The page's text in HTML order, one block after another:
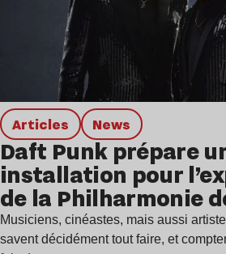
Articles news
Daft Punk prépare
installation pour
de la Philharmonie
Musiciens, cinéastes, mais aussi
savent décidément tout faire, et